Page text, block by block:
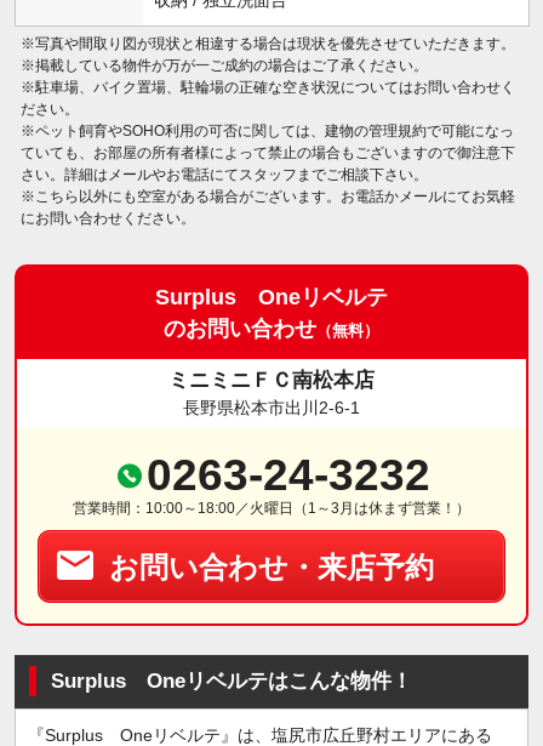
※写真や間取り図が現状と相違する場合は現状を優先させていただきます。
※掲載している物件が万が一ご成約の場合はご了承ください。
※駐車場、バイク置場、駐輪場の正確な空き状況についてはお問い合わせく
ださい。
※ペット飼育やSOHO利用の可否に関しては、建物の管理規約で可能になっ
ていても、お部屋の所有者様によって禁止の場合もございますので御注意下
さい。詳細はメールやお電話にてスタッフまでご相談下さい。
※こちら以外にも空室がある場合がございます。お電話かメールにてお気軽
にお問い合わせください。
Surplus Oneリベルテ
のお問い合わせ （無料）
ミニミニＦＣ南松本店
長野県松本市出川2-6-1
0263-24-3232
営業時間：10:00～18:00／火曜日（1～3月は休まず営業！）
お問い合わせ・来店予約
Surplus Oneリベルテはこんな物件！
『Surplus Oneリベルテ』は、塩尻市広丘野村エリアにある